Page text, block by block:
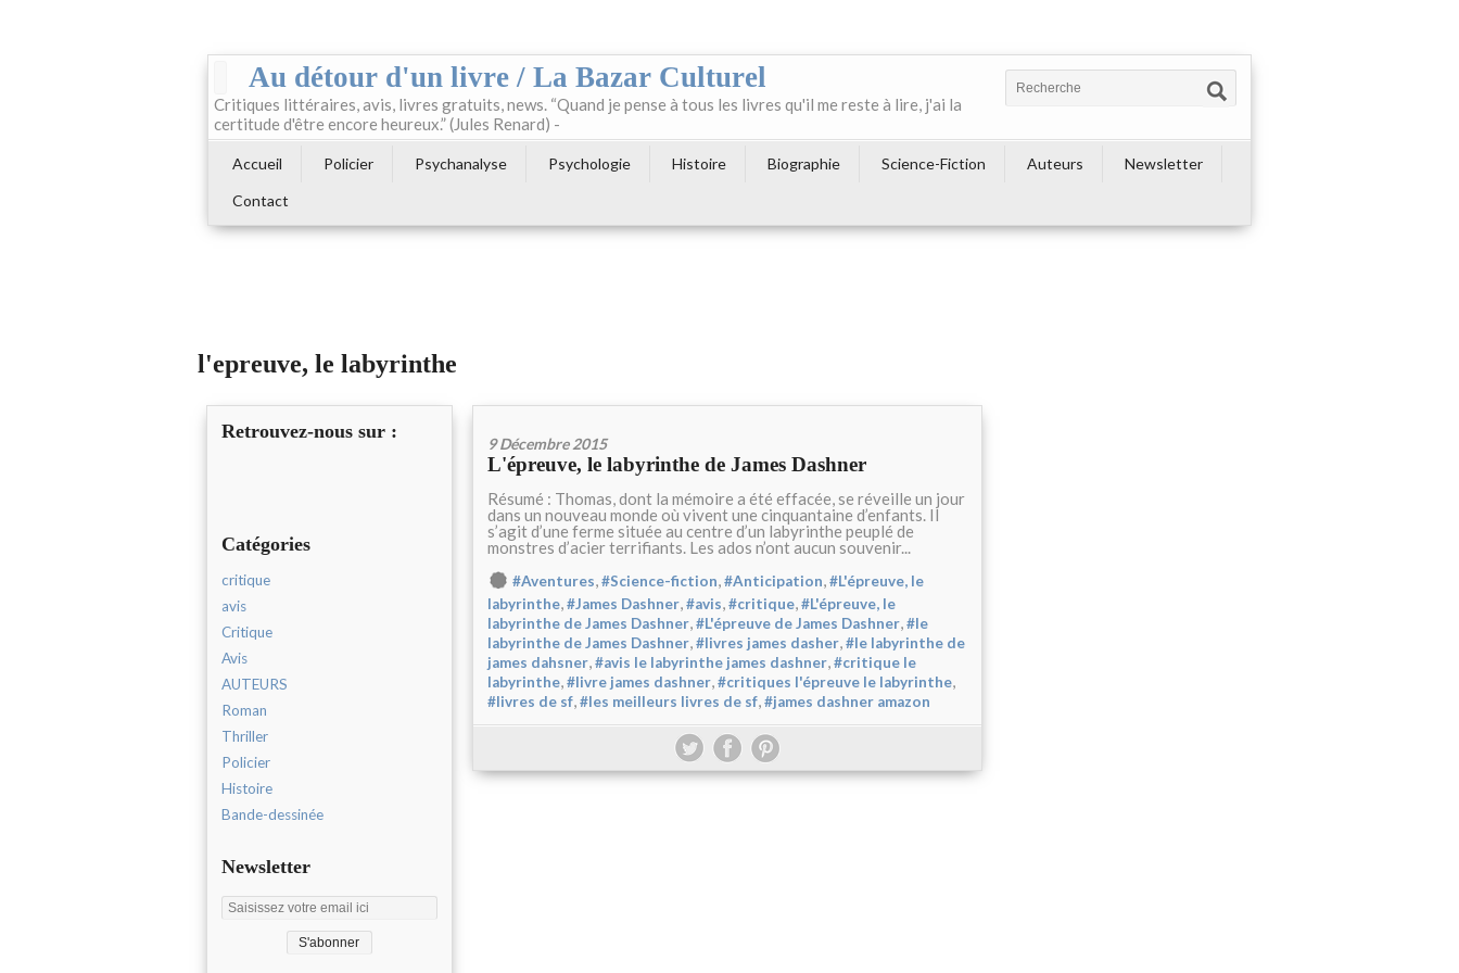
Au détour d'un livre / La Bazar Culturel
Critiques littéraires, avis, livres gratuits, news. “Quand je pense à tous les livres qu'il me reste à lire, j'ai la
certitude d'être encore heureux.” (Jules Renard) -
Accueil Policier Psychanalyse Psychologie Histoire Biographie Science-Fiction Auteurs
Newsletter
Contact
l'epreuve, le labyrinthe
Retrouvez-nous sur :
Catégories
critique
avis
Critique
Avis
AUTEURS
Roman
Thriller
Policier
Histoire
Bande-dessinée
Newsletter
9 Décembre 2015
L'épreuve, le labyrinthe de James Dashner
Résumé : Thomas, dont la mémoire a été effacée, se réveille un jour
dans un nouveau monde où vivent une cinquantaine d’enfants. Il
s’agit d’une ferme située au centre d’un labyrinthe peuplé de
monstres d’acier terrifiants. Les ados n’ont aucun souvenir...
#Aventures,#Science-fiction,#Anticipation,#L'épreuve, le
labyrinthe,#James Dashner,#avis,#critique,#L'épreuve, le
labyrinthe de James Dashner,#L'épreuve de James Dashner,#le
labyrinthe de James Dashner,#livres james dasher,#le labyrinthe de
james dahsner,#avis le labyrinthe james dashner,#critique le
labyrinthe,#livre james dashner,#critiques l'épreuve le labyrinthe,
#livres de sf,#les meilleurs livres de sf,#james dashner amazon